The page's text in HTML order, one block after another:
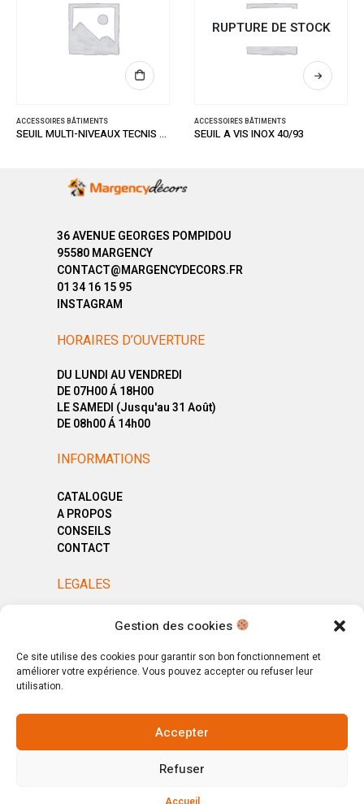
Gestion des cookies
Ce site utilise des cookies pour garantir son bon fonctionnement et
améliorer votre expérience. Vous pouvez accepter ou refuser leur
utilisation.
Accepter
Refuser
ACCESSOIRES BÂTIMENTS
SEUIL MULTI-NIVEAUX TECNIS TITIUM 32/93
RUPTURE DE STOCK
ACCESSOIRES BÂTIMENTS
SEUIL A VIS INOX 40/93
36 AVENUE GEORGES POMPIDOU
95580 MARGENCY
CONTACT@MARGENCYDECORS.FR
01 34 16 15 95
INSTAGRAM
HORAIRES D’OUVERTURE
DU LUNDI AU VENDREDI
DE 07H00 Á 18H00
LE SAMEDI (Jusqu'au 31 Août)
DE 08h00 Á 14h00
INFORMATIONS
CATALOGUE
A PROPOS
CONSEILS
CONTACT
LEGALES
MENTIONS LÉGALES
CGV
© Copyright 2025. All Rights Reserved.
Votre magasin, votre intérieur.